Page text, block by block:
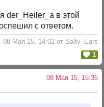
der_Heiler_а в этой
с ответом.
08 Мая 15, 14:02 от Salty_Ears
1
08 Мая 15, 15:35